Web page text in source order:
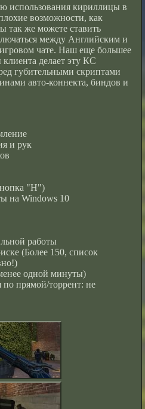
использования кириллицы в
возможности, как
так же можете ставить
между Английским и
чате. Наш еще большее
делает эту КС
губительными скриптами
авто-коннекта, биндов и
и рук
"H")
на Windows 10
работы
(Более 150, список
одной минуты)
по прямой/торрент: не